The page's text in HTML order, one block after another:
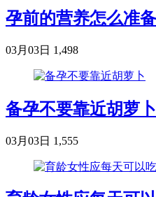
孕前的营养怎么准备
03月03日 1,498
备孕不要靠近胡萝卜
03月03日 1,555